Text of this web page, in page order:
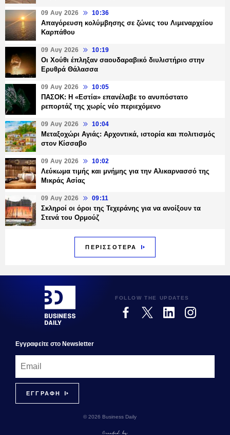
09 Αυγ 2026 10:36
Απαγόρευση κολύμβησης σε ζώνες του Λιμεναρχείου
Καρπάθου
09 Αυγ 2026 10:19
Οι Χούθι έπληξαν σαουδαραβικό διυλιστήριο στην
Ερυθρά Θάλασσα
09 Αυγ 2026 10:05
ΠΑΣΟΚ: Η «Εστία» επανέλαβε το ανυπόστατο
ρεπορτάζ της χωρίς νέο περιεχόμενο
09 Αυγ 2026 10:04
Μεταξοχώρι Αγιάς: Αρχοντικά, ιστορία και πολιτισμός
στον Κίσσαβο
09 Αυγ 2026 10:02
Λεύκωμα τιμής και μνήμης για την Αλικαρνασσό της
Μικράς Ασίας
09 Αυγ 2026 09:11
Σκληροί οι όροι της Τεχεράνης για να ανοίξουν τα
Στενά του Ορμούζ
ΠΕΡΙΣΣΟΤΕΡΑ
FOLLOW THE UPDATES
Εγγραφεiτε στο Newsletter
© 2026 Business Daily